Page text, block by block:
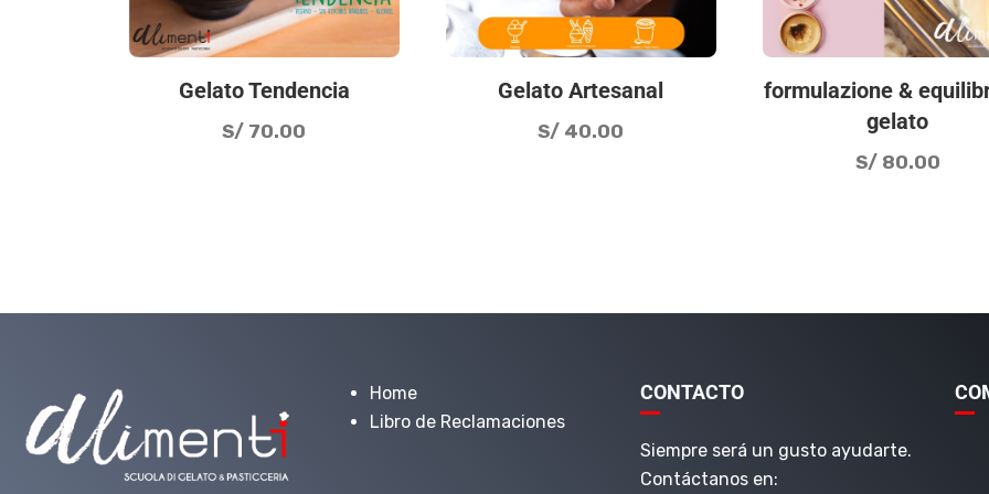
Gelato Tendencia
S/ 70.00
Gelato Artesanal
S/ 40.00
formulazione &
gelato
S/80.00
Home
Libro de Reclamaciones
CONTACTO
Siempre será un gusto ayudarte.
Contáctanos en: